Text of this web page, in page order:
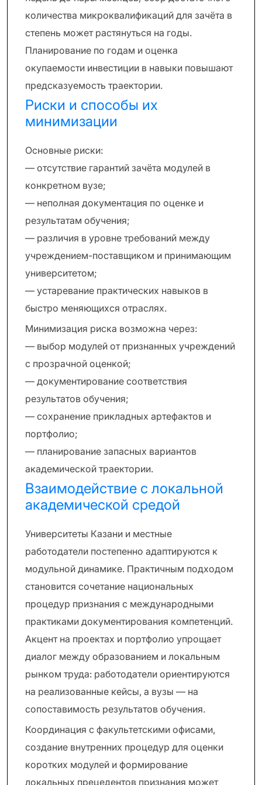
количества микроквалификаций для зачёта в
степень может растянуться на годы.
Планирование по годам и оценка
окупаемости инвестиции в навыки повышают
предсказуемость траектории.
Риски и способы их
минимизации
Основные риски:
— отсутствие гарантий зачёта модулей в
конкретном вузе;
— неполная документация по оценке и
результатам обучения;
— различия в уровне требований между
учреждением-поставщиком и принимающим
университетом;
— устаревание практических навыков в
быстро меняющихся отраслях.
Минимизация риска возможна через:
— выбор модулей от признанных учреждений
с прозрачной оценкой;
— документирование соответствия
результатов обучения;
— сохранение прикладных артефактов и
портфолио;
— планирование запасных вариантов
академической траектории.
Взаимодействие с локальной
академической средой
Университеты Казани и местные
работодатели постепенно адаптируются к
модульной динамике. Практичным подходом
становится сочетание национальных
процедур признания с международными
практиками документирования компетенций.
Акцент на проектах и портфолио упрощает
диалог между образованием и локальным
рынком труда: работодатели ориентируются
на реализованные кейсы, а вузы — на
сопоставимость результатов обучения.
Координация с факультетскими офисами,
создание внутренних процедур для оценки
коротких модулей и формирование
локальных прецедентов признания может